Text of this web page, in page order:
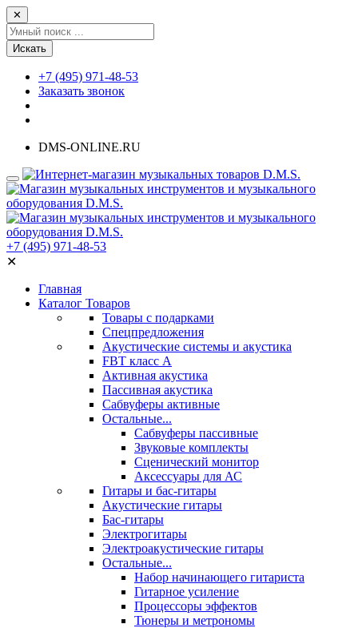
✕
Искать
+7 (495) 971-48-53
Заказать звонок
DMS-ONLINE.RU
+7 (495) 971-48-53
✕
Главная
Каталог Товаров
Товары с подарками
Спецпредложения
Акустические системы и акустика
FBT класс А
Активная акустика
Пассивная акустика
Сабвуферы активные
Остальные...
Сабвуферы пассивные
Звуковые комплекты
Сценический монитор
Аксессуары для АС
Гитары и бас-гитары
Акустические гитары
Бас-гитары
Электрогитары
Электроакустические гитары
Остальные...
Набор начинающего гитариста
Гитарное усиление
Процессоры эффектов
Тюнеры и метрономы